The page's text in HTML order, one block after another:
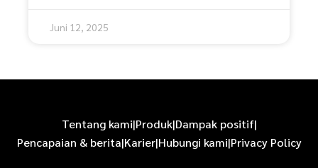
Juni 12, 2025
Tentang kami|Produk|Dampak positif|
Pencapaian & berita|Karier|Hubungi kami|Privacy Policy